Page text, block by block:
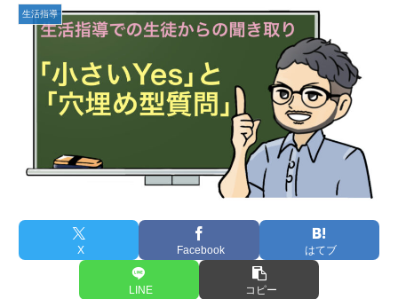
生活指導
X Facebook はてブ
LINE コピー